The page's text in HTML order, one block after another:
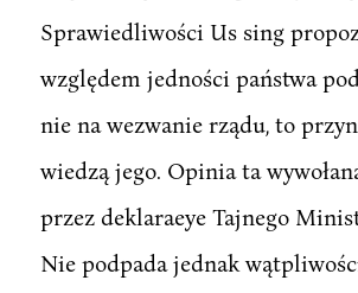
Sprawiedliwości Us sing
względem jedności państwa
nie na wezwanie rządu, to
wiedzą jego. Opinia ta
przez deklaraeye Tajnego
Nie podpada jednak